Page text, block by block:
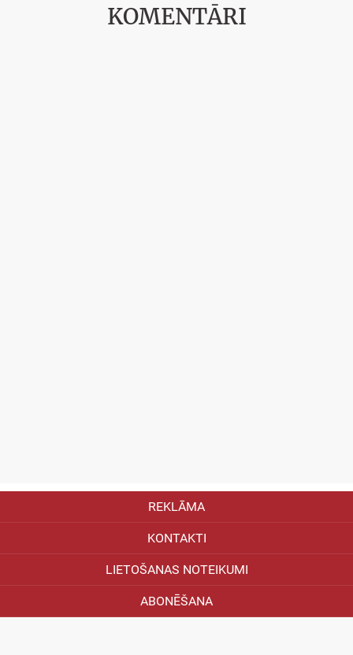
KOMENTĀRI
REKLĀMA
KONTAKTI
LIETOŠANAS NOTEIKUMI
ABONĒŠANA